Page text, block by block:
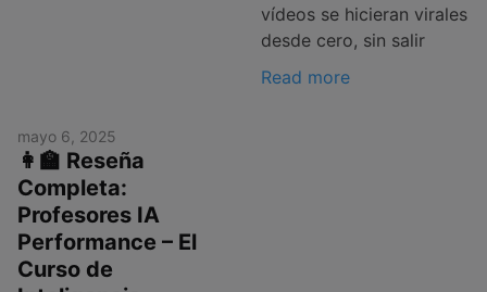
vídeos se hicieran virales
desde cero, sin salir
Read more
mayo 6, 2025
👩‍🏫 Reseña
Completa:
Profesores IA
Performance – El
Curso de